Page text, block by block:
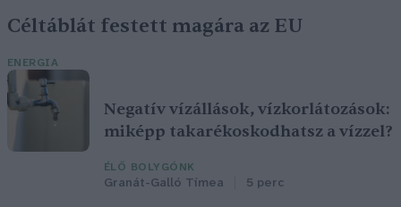
Céltáblát festett magára az EU
ENERGIA
Negatív vízállások, vízkorlátozások:
miképp takarékoskodhatsz a vízzel?
ÉLŐ BOLYGÓNK
Granát-Galló Tímea 5 perc